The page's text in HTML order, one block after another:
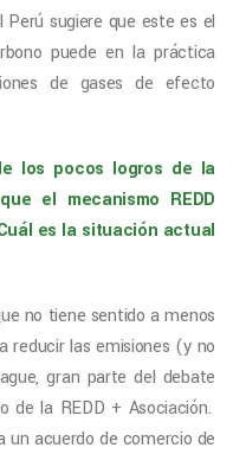
sugiere que este es el
puede en la práctica
de gases de efecto
los pocos logros de la
el mecanismo REDD
es la situación actual
no tiene sentido a menos
reducir las emisiones (y no
gran parte del debate
de la REDD + Asociación.
un acuerdo de comercio de